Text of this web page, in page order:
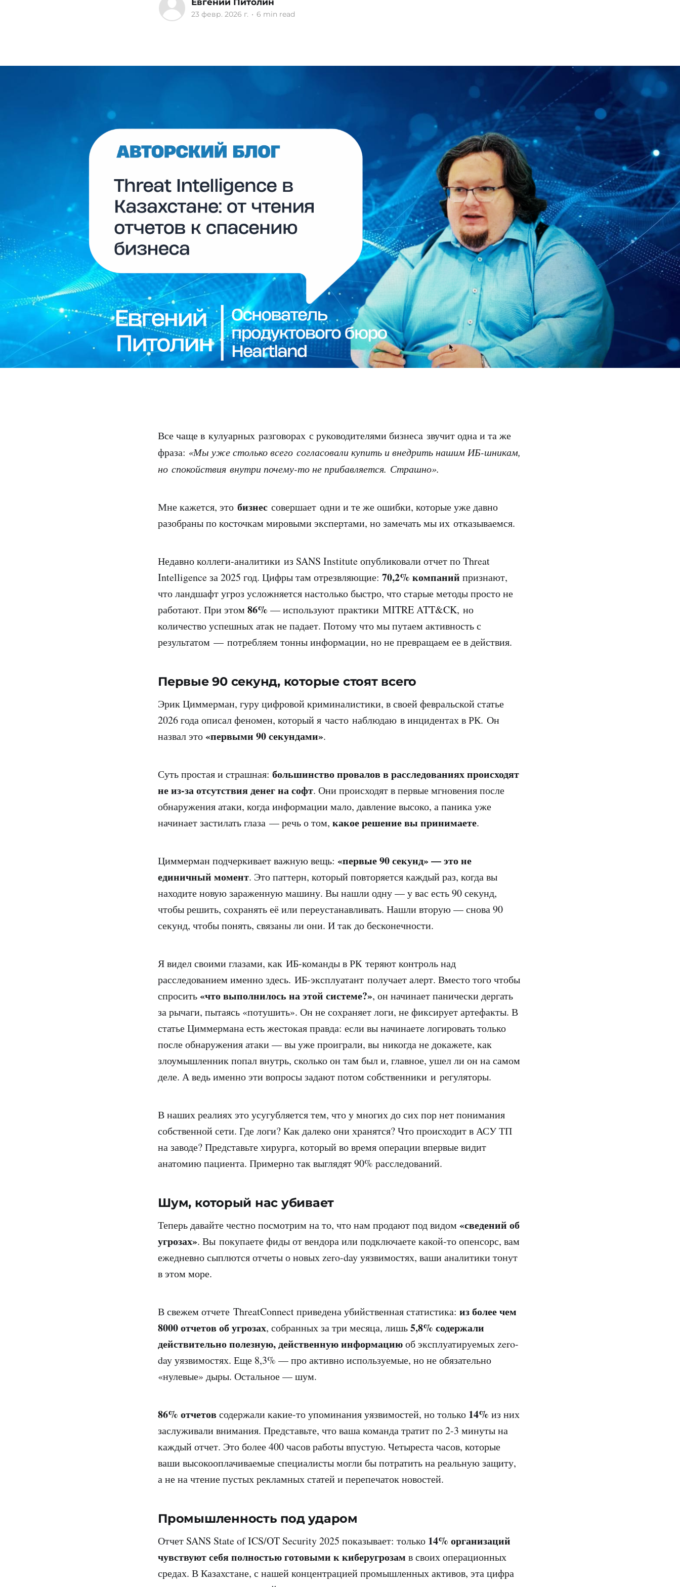
Евгений Питолин
23 февр. 2026 г. • 6 min read
Все чаще в кулуарных разговорах с руководителями бизнеса звучит одна и та же
фраза: «Мы уже столько всего согласовали купить и внедрить нашим ИБ-шникам,
но спокойствия внутри почему-то не прибавляется. Страшно».
Мне кажется, это бизнес совершает одни и те же ошибки, которые уже давно
разобраны по косточкам мировыми экспертами, но замечать мы их отказываемся.
Недавно коллеги-аналитики из SANS Institute опубликовали отчет по Threat
Intelligence за 2025 год. Цифры там отрезвляющие: 70,2% компаний признают,
что ландшафт угроз усложняется настолько быстро, что старые методы просто не
работают. При этом 86% — используют практики MITRE ATT&CK, но
количество успешных атак не падает. Потому что мы путаем активность с
результатом — потребляем тонны информации, но не превращаем ее в действия.
Первые 90 секунд, которые стоят всего
Эрик Циммерман, гуру цифровой криминалистики, в своей февральской статье
2026 года описал феномен, который я часто наблюдаю в инцидентах в РК. Он
назвал это«первыми 90 секундами».
Суть простая и страшная: большинство провалов в расследованиях происходят
не из-за отсутствия денег на софт. Они происходят в первые мгновения после
обнаружения атаки, когда информации мало, давление высоко, а паника уже
начинает застилать глаза — речь о том, какое решение вы принимаете.
Циммерман подчеркивает важную вещь: «первые 90 секунд» — это не
единичный момент. Это паттерн, который повторяется каждый раз, когда вы
находите новую зараженную машину. Вы нашли одну — у вас есть 90 секунд,
чтобы решить, сохранять её или переустанавливать. Нашли вторую — снова 90
секунд, чтобы понять, связаны ли они. И так до бесконечности.
Я видел своими глазами, как ИБ-команды в РК теряют контроль над
расследованием именно здесь. ИБ-эксплуатант получает алерт. Вместо того чтобы
спросить«что выполнилось на этой системе?», он начинает панически дергать
за рычаги, пытаясь «потушить». Он не сохраняет логи, не фиксирует артефакты. В
статье Циммермана есть жестокая правда: если вы начинаете логировать только
после обнаружения атаки — вы уже проиграли, вы никогда не докажете, как
злоумышленник попал внутрь, сколько он там был и, главное, ушел ли он на самом
деле. А ведь именно эти вопросы задают потом собственники и регуляторы.
В наших реалиях это усугубляется тем, что у многих до сих пор нет понимания
собственной сети. Где логи? Как далеко они хранятся? Что происходит в АСУ ТП
на заводе? Представьте хирурга, который во время операции впервые видит
анатомию пациента. Примерно так выглядят 90% расследований.
Шум, который нас убивает
Теперь давайте честно посмотрим на то, что нам продают под видом «сведений об
угрозах». Вы покупаете фиды от вендора или подключаете какой-то опенсорс, вам
ежедневно сыплются отчеты о новых zero-day уязвимостях, ваши аналитики тонут
в этом море.
В свежем отчете ThreatConnect приведена убийственная статистика: из более чем
8000 отчетов об угрозах, собранных за три месяца, лишь5,8% содержали
действительно полезную, действенную информациюоб эксплуатируемых zero-
day уязвимостях. Еще 8,3% — про активно используемые, но не обязательно
«нулевые» дыры. Остальное — шум.
86% отчетовсодержали какие-то упоминания уязвимостей, но только 14% из них
заслуживали внимания. Представьте, что ваша команда тратит по 2-3 минуты на
каждый отчет. Это более 400 часов работы впустую. Четыреста часов, которые
ваши высокооплачиваемые специалисты могли бы потратить на реальную защиту,
а не на чтение пустых рекламных статей и перепечаток новостей.
Промышленность под ударом
Отчет SANS State of ICS/OT Security 2025 показывает: только 14% организаций
чувствуют себя полностью готовыми к киберугрозам в своих операционных
средах. В Казахстане, с нашей концентрацией промышленных активов, эта цифра